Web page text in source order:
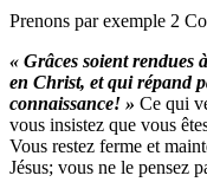
Prenons par exemple 2
« Grâces soient
en Christ, et qui répand
connaissance! » Ce qui
vous insistez que vous
Vous restez ferme et
Jésus; vous ne le pensez